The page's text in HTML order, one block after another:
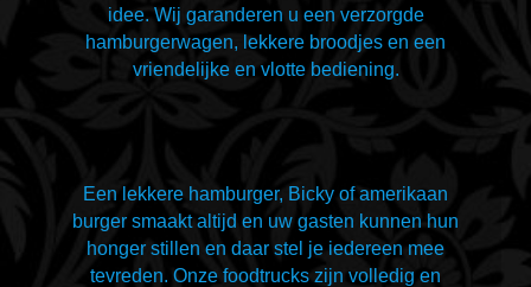
idee. Wij garanderen u een verzorgde
hamburgerwagen, lekkere broodjes en een
vriendelijke en vlotte bediening.
Een lekkere hamburger, Bicky of amerikaan
burger smaakt altijd en uw gasten kunnen hun
honger stillen en daar stel je iedereen mee
tevreden. Onze foodtrucks zijn volledig en